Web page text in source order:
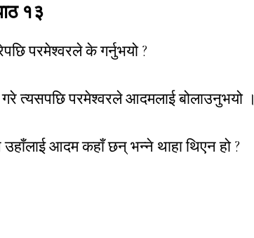
१३
परमेश्वरले के गर्नुभयो ?
त्यसपछि परमेश्वरले आदमलाई बोलाउनुभयो ।
आदम कहाँ छन् भन्ने थाहा थिएन हो ?